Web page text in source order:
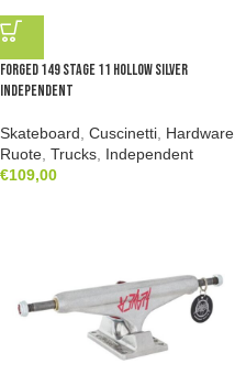
Forged 149 Stage 11 Hollow Silver
Independent
Skateboard Cuscinetti Hardware
Ruote Trucks Independent
€109,00